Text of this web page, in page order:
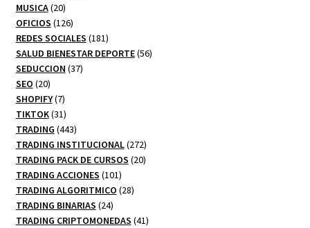
MUSICA 2020
productos
OFICIOS 126126
productos
REDES SOCIALES 181181
productos
SALUD BIENESTAR DEPORTE 5656
SEDUCCION 3737
SEO 2020
productos
SHOPIFY 77
productos
TIKTOK 3131
productos
TRADING 443443
productos
TRADING INSTITUCIONAL 272272
productos
TRADING PACK DE CURSOS 2020
TRADING ACCIONES 101101
productos
TRADING ALGORITMICO 2828
TRADING BINARIAS 2424
productos
TRADING CRIPTOMONEDAS 4141